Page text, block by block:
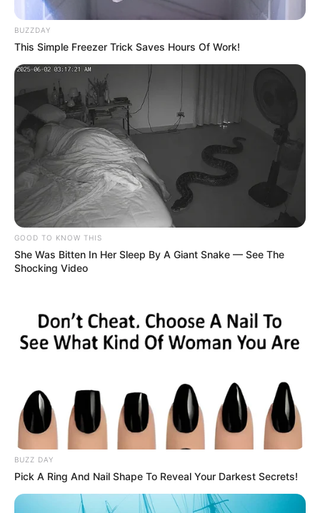
BUZZDAY
This Simple Freezer Trick Saves Hours Of Work!
GOOD TO KNOW THIS
She Was Bitten In Her Sleep By A Giant Snake — See The
Shocking Video
BUZZ DAY
Pick A Ring And Nail Shape To Reveal Your Darkest Secrets!